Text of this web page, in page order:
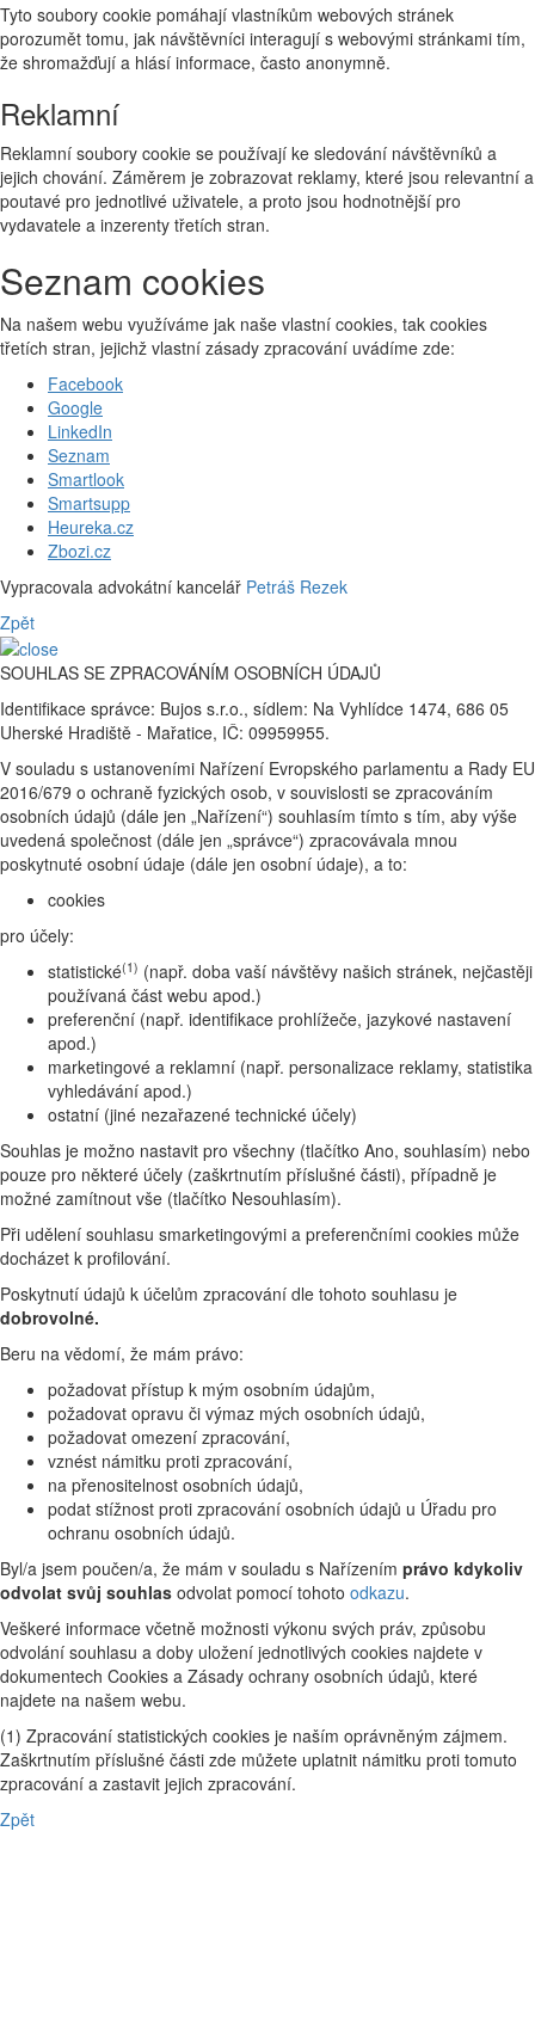
Tyto soubory cookie pomáhají vlastníkům webových stránek
porozumět tomu, jak návštěvníci interagují s webovými stránkami tím,
že shromažďují a hlásí informace, často anonymně.
Reklamní
Reklamní soubory cookie se používají ke sledování návštěvníků a
jejich chování. Záměrem je zobrazovat reklamy, které jsou relevantní a
poutavé pro jednotlivé uživatele, a proto jsou hodnotnější pro
vydavatele a inzerenty třetích stran.
Seznam cookies
Na našem webu využíváme jak naše vlastní cookies, tak cookies
třetích stran, jejichž vlastní zásady zpracování uvádíme zde:
Facebook
Google
LinkedIn
Seznam
Smartlook
Smartsupp
Heureka.cz
Zbozi.cz
Vypracovala advokátní kancelář Petráš Rezek
Zpět
SOUHLAS SE ZPRACOVÁNÍM OSOBNÍCH ÚDAJŮ
Identifikace správce: Bujos s.r.o., sídlem: Na Vyhlídce 1474, 686 05
Uherské Hradiště - Mařatice, IČ: 09959955.
V souladu s ustanoveními Nařízení Evropského parlamentu a Rady EU
2016/679 o ochraně fyzických osob, v souvislosti se zpracováním
osobních údajů (dále jen „Nařízení“) souhlasím tímto s tím, aby výše
uvedená společnost (dále jen „správce“) zpracovávala mnou
poskytnuté osobní údaje (dále jen osobní údaje), a to:
cookies
pro účely:
statistické(1) (např. doba vaší návštěvy našich stránek, nejčastěji
používaná část webu apod.)
preferenční (např. identifikace prohlížeče, jazykové nastavení
apod.)
marketingové a reklamní (např. personalizace reklamy, statistika
vyhledávání apod.)
ostatní (jiné nezařazené technické účely)
Souhlas je možno nastavit pro všechny (tlačítko Ano, souhlasím) nebo
pouze pro některé účely (zaškrtnutím příslušné části), případně je
možné zamítnout vše (tlačítko Nesouhlasím).
Při udělení souhlasu smarketingovými a preferenčními cookies může
docházet k profilování.
Poskytnutí údajů k účelům zpracování dle tohoto souhlasu je
dobrovolné.
Beru na vědomí, že mám právo:
požadovat přístup k mým osobním údajům,
požadovat opravu či výmaz mých osobních údajů,
požadovat omezení zpracování,
vznést námitku proti zpracování,
na přenositelnost osobních údajů,
podat stížnost proti zpracování osobních údajů u Úřadu pro
ochranu osobních údajů.
Byl/a jsem poučen/a, že mám v souladu s Nařízením právo kdykoliv
odvolat svůj souhlas odvolat pomocí tohoto odkazu.
Veškeré informace včetně možnosti výkonu svých práv, způsobu
odvolání souhlasu a doby uložení jednotlivých cookies najdete v
dokumentech Cookies a Zásady ochrany osobních údajů, které
najdete na našem webu.
(1) Zpracování statistických cookies je naším oprávněným zájmem.
Zaškrtnutím příslušné části zde můžete uplatnit námitku proti tomuto
zpracování a zastavit jejich zpracování.
Zpět